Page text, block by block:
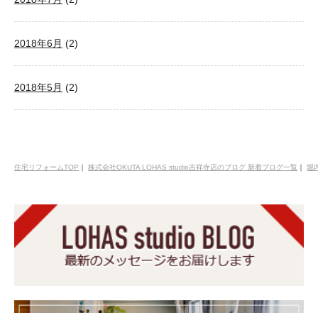
2018年6月 (2)
2018年5月 (2)
住宅リフォームTOP ｜ 株式会社OKUTA LOHAS studio吉祥寺店のブログ 新着ブログ一覧 ｜ 堀